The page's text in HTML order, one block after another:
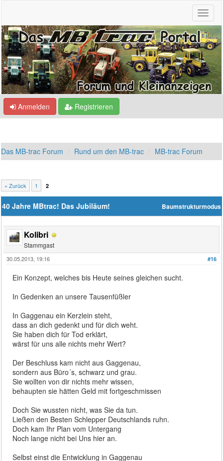
Anmelden Registrieren
Das MB-trac Forum Rund um den MB-trac MB-trac Forum
« Zurück 1 2
Baumstrukturmodus
40 Jahre MBtrac! Das Jubiläum!
Kolibri
Stammgast
#16
30.05.2013, 19:16
Ein Konzept, welches bis Heute seines gleichen sucht.
In Gedenken an unsere Tausenfüßler
In Gaggenau ein Kerzlein steht,
dass an dich gedenkt und für dich weht.
Sie haben dich für Tod erklärt,
wärst für uns alle nichts mehr Wert?
Der Beschluss kam nicht aus Gaggenau,
sondern aus Büro´s, schwarz und grau.
Sie wollten von dir nichts mehr wissen,
behaupten sie hätten Geld mit fortgeschmissen
Doch Sie wussten nicht, was Sie da tun.
Ließen den Besten Schlepper Deutschlands ruhn.
Doch kam Ihr Plan vom Untergang
Noch lange nicht bei Uns hier an.
Selbst einst die Entwicklung in Gaggenau